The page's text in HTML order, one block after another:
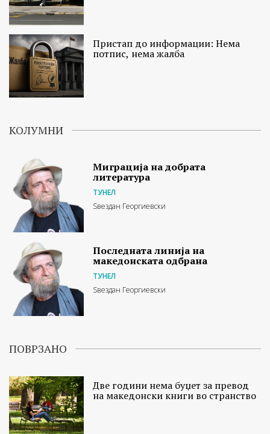
Пристап до информации: Нема
потпис, нема жалба
КОЛУМНИ
Миграција на добрата
литература
ТУНЕЛ
Ѕвездан Георгиевски
Последната линија на
македонската одбрана
ТУНЕЛ
Ѕвездан Георгиевски
ПОВРЗАНО
Две години нема буџет за превод
на македонски книги во странство